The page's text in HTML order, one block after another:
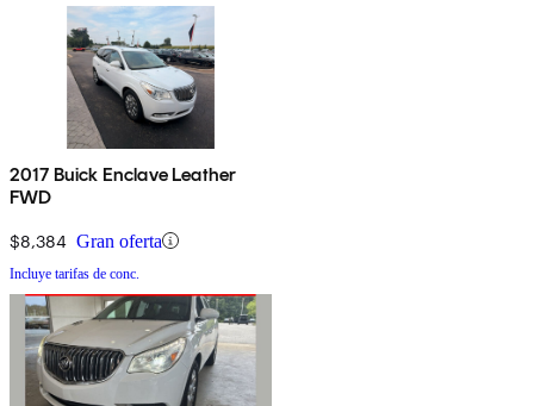
2017 Buick Enclave Leather
FWD
$8,384 Gran oferta
Incluye tarifas de conc.